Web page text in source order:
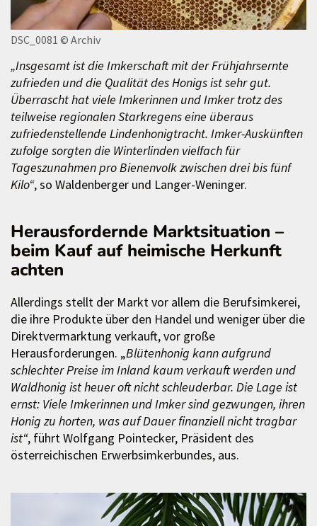
DSC_0081 © Archiv
„Insgesamt ist die Imkerschaft mit der Frühjahrsernte
zufrieden und die Qualität des Honigs ist sehr gut.
Überrascht hat viele Imkerinnen und Imker trotz des
teilweise regionalen Starkregens eine überaus
zufriedenstellende Lindenhonigtracht. Imker-Auskünften
zufolge sorgten die Winterlinden vielfach für
Tageszunahmen pro Bienenvolk zwischen drei bis fünf
Kilo“, so Waldenberger und Langer-Weninger.
Herausfordernde Marktsituation –
beim Kauf auf heimische Herkunft
achten
Allerdings stellt der Markt vor allem die Berufsimkerei,
die ihre Produkte über den Handel und weniger über die
Direktvermarktung verkauft, vor große
Herausforderungen. „Blütenhonig kann aufgrund
schlechter Preise im Inland kaum verkauft werden und
Waldhonig ist heuer oft nicht schleuderbar. Die Lage ist
ernst: Viele Imkerinnen und Imker sind gezwungen, ihren
Honig zu horten, was auf Dauer finanziell nicht tragbar
ist“, führt Wolfgang Pointecker, Präsident des
österreichischen Erwerbsimkerbundes, aus.